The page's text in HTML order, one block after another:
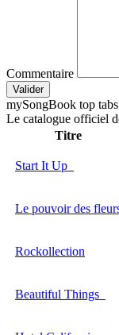
Commentaire
Valider
mySongBook top tabs
Le catalogue officiel
Titre
Start It Up
Le pouvoir des
Rockollection
Beautiful Things